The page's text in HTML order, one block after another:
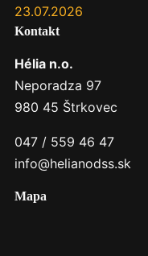
23.07.2026
Kontakt
Hélia n.o.
Neporadza 97
980 45 Štrkovec
047 / 559 46 47
info@helianodss.sk
Mapa